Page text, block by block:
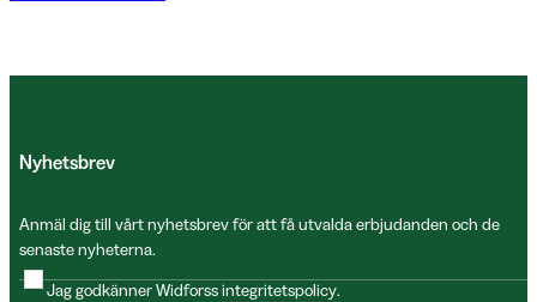
Nyhetsbrev
Anmäl dig till vårt nyhetsbrev för att få utvalda erbjudanden och de
senaste nyheterna.
Jag godkänner Widforssintegritetspolicy.